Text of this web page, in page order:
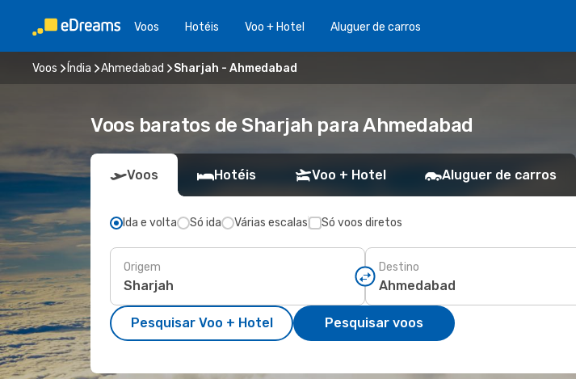
Voos Hotéis Voo + Hotel Aluguer de carros
Voos Índia Ahmedabad Sharjah - Ahmedabad
Voos baratos de Sharjah para Ahmedabad
Voos Hotéis Voo + Hotel Aluguer de carros
Ida e volta Só ida Várias escalas Só voos diretos
Origem Destino
Pesquisar Voo + Hotel Pesquisar voos